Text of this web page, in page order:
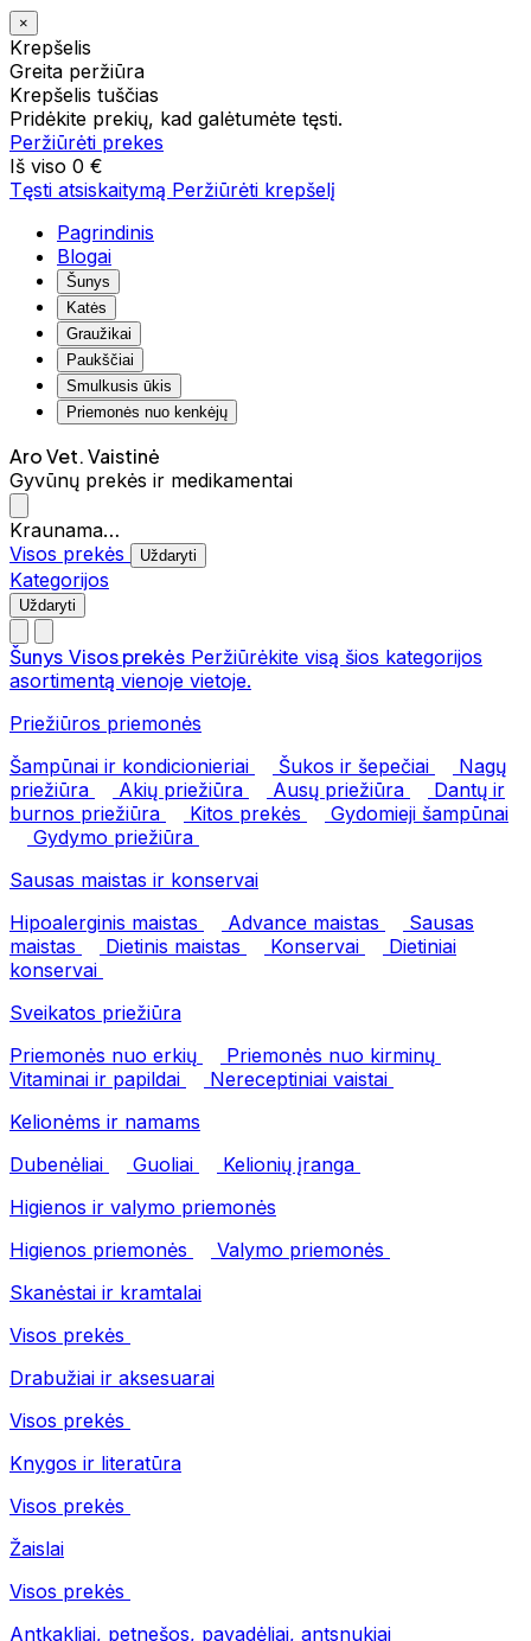
×
Krepšelis
Greita peržiūra
Krepšelis tuščias
Pridėkite prekių, kad galėtumėte tęsti.
Peržiūrėti prekes
Iš viso 0 €
Tęsti atsiskaitymą Peržiūrėti krepšelį
Pagrindinis
Blogai
Šunys
Katės
Graužikai
Paukščiai
Smulkusis ūkis
Priemonės nuo kenkėjų
Aro Vet. Vaistinė
Gyvūnų prekės ir medikamentai
Kraunama…
Visos prekės
Uždaryti
Kategorijos
Uždaryti
Šunys Visos prekės Peržiūrėkite visą šios kategorijos
asortimentą vienoje vietoje.
Priežiūros priemonės
Šampūnai ir kondicionieriai
Šukos ir šepečiai
Nagų
priežiūra
Akių priežiūra Ausų priežiūra
Dantų ir
burnos priežiūra
Kitos prekės
Gydomieji šampūnai
Gydymo priežiūra
Sausas maistas ir konservai
Hipoalerginis maistas
Advance maistas
Sausas
maistas
Dietinis maistas Konservai
Dietiniai
konservai
Sveikatos priežiūra
Priemonės nuo erkių
Priemonės nuo kirminų
Vitaminai ir papildai
Nereceptiniai vaistai
Kelionėms ir namams
Dubenėliai
Guoliai
Kelionių įranga
Higienos ir valymo priemonės
Higienos priemonės
Valymo priemonės
Skanėstai ir kramtalai
Visos prekės
Drabužiai ir aksesuarai
Visos prekės
Knygos ir literatūra
Visos prekės
Žaislai
Visos prekės
Antkakliai, petnešos, pavadėliai, antsnukiai